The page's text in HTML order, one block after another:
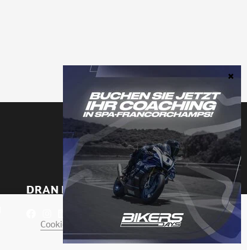
DRAN BLEIBEN
Cookie-Einstellungen AKZEPTIEREN